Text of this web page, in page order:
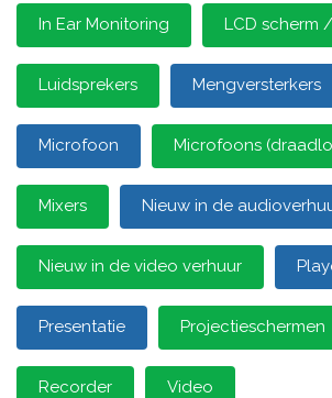
In Ear Monitoring LCD scherm
Luidsprekers Mengversterkers
Microfoon Microfoons
Mixers Nieuw in de
Nieuw in de video verhuur
Presentatie Projectieschermen
Recorder Video